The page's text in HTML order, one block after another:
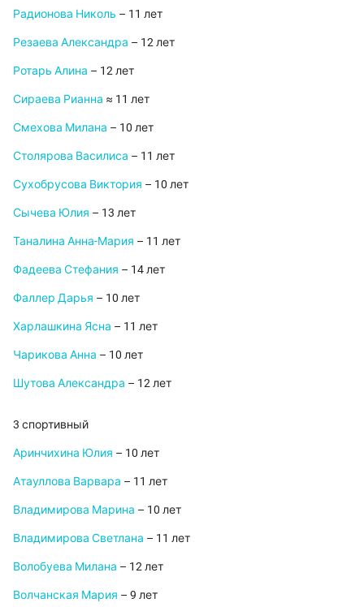
Радионова Николь – 11 лет
Резаева Александра – 12 лет
Ротарь Алина – 12 лет
Сираева Рианна ≈ 11 лет
Смехова Милана – 10 лет
Столярова Василиса – 11 лет
Сухобрусова Виктория – 10 лет
Сычева Юлия – 13 лет
Таналина Анна-Мария – 11 лет
Фадеева Стефания – 14 лет
Фаллер Дарья – 10 лет
Харлашкина Ясна – 11 лет
Чарикова Анна – 10 лет
Шутова Александра – 12 лет
3 спортивный
Аринчихина Юлия – 10 лет
Атауллова Варвара – 11 лет
Владимирова Марина – 10 лет
Владимирова Светлана – 11 лет
Волобуева Милана – 12 лет
Волчанская Мария – 9 лет